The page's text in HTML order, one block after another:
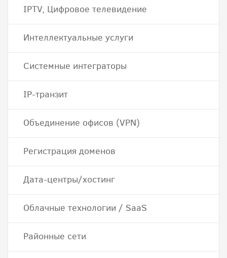
IPTV, Цифровое телевидение
Интеллектуальные услуги
Системные интеграторы
IP-транзит
Объединение офисов (VPN)
Регистрация доменов
Дата-центры/хостинг
Облачные технологии / SaaS
Районные сети